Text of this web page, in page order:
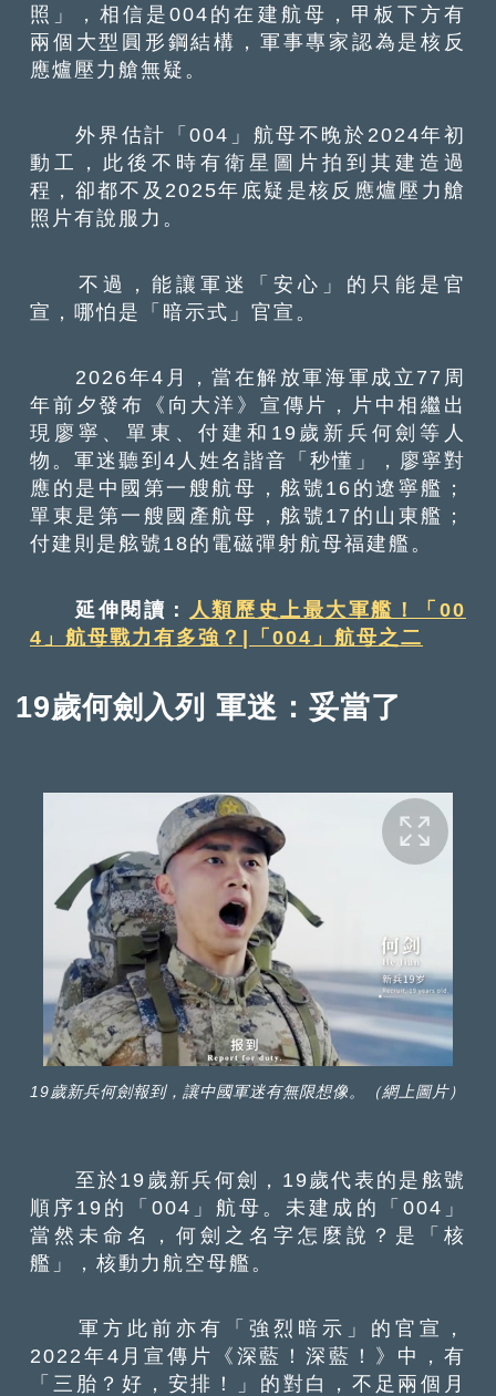
照」，相信是004的在建航母，甲板下方有
兩個大型圓形鋼結構，軍事專家認為是核反
應爐壓力艙無疑。
外界估計「004」航母不晚於2024年初
動工，此後不時有衛星圖片拍到其建造過
程，卻都不及2025年底疑是核反應爐壓力艙
照片有說服力。
不過，能讓軍迷「安心」的只能是官
宣，哪怕是「暗示式」官宣。
2026年4月，當在解放軍海軍成立77周
年前夕發布《向大洋》宣傳片，片中相繼出
現廖寧、單東、付建和19歲新兵何劍等人
物。軍迷聽到4人姓名諧音「秒懂」，廖寧對
應的是中國第一艘航母，舷號16的遼寧艦；
單東是第一艘國產航母，舷號17的山東艦；
付建則是舷號18的電磁彈射航母福建艦。
延伸閱讀：
人類歷史上最大軍艦！「00
4」航母戰力有多強？|「004」航母之二
19歲何劍入列 軍迷：妥當了
19歲新兵何劍報到，讓中國軍迷有無限想像。（網上圖片）
至於19歲新兵何劍，19歲代表的是舷號
順序19的「004」航母。未建成的「004」
當然未命名，何劍之名字怎麼說？是「核
艦」，核動力航空母艦。
軍方此前亦有「強烈暗示」的官宣，
2022年4月宣傳片《深藍！深藍！》中，有
「三胎？好，安排！」的對白，不足兩個月